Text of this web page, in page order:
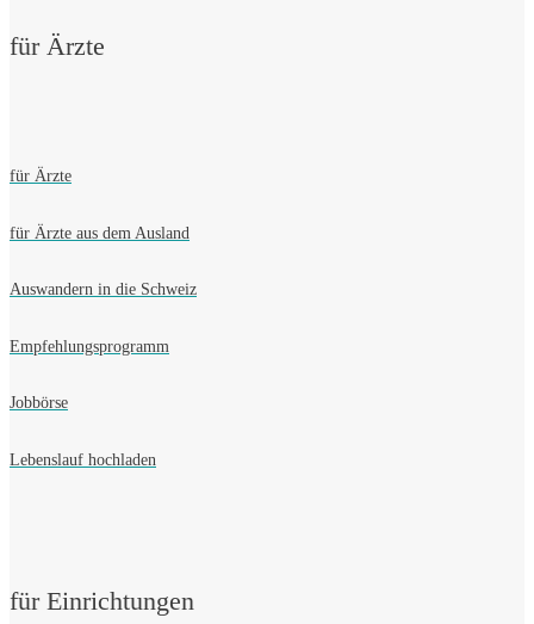
für Ärzte
für Ärzte
für Ärzte aus dem Ausland
Auswandern in die Schweiz
Empfehlungsprogramm
Jobbörse
Lebenslauf hochladen
für Einrichtungen